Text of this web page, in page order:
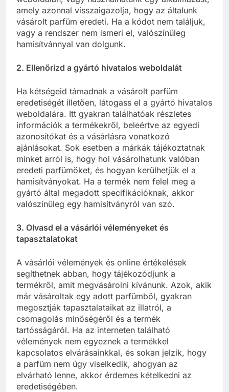
amely azonnal visszaigazolja, hogy az általunk
vásárolt parfüm eredeti. Ha a kódot nem találjuk,
vagy a rendszer nem ismeri el, valószínűleg
hamisítvánnyal van dolgunk.
2. Ellenőrizd a gyártó hivatalos weboldalát
Ha kétségeid támadnak a vásárolt parfüm
eredetiségét illetően, látogass el a gyártó hivatalos
weboldalára. Itt gyakran találhatóak részletes
információk a termékekről, beleértve az egyedi
azonosítókat és a vásárlásra vonatkozó
ajánlásokat. Sok esetben a márkák tájékoztatnak
minket arról is, hogy hol vásárolhatunk valóban
eredeti parfümöket, és hogyan kerülhetjük el a
hamisítványokat. Ha a termék nem felel meg a
gyártó által megadott specifikációknak, akkor
valószínűleg egy hamisítványról van szó.
3. Olvasd el a vásárlói véleményeket és
tapasztalatokat
A vásárlói vélemények és online értékelések
segíthetnek abban, hogy tájékozódjunk a
termékről, amit megvásárolni kívánunk. Azok, akik
már vásároltak egy adott parfümből, gyakran
megosztják tapasztalataikat az illatról, a
csomagolás minőségéről és a termék
tartósságáról. Ha az interneten található
vélemények nem egyeznek a termékkel
kapcsolatos elvárásainkkal, és sokan jelzik, hogy
a parfüm nem úgy viselkedik, ahogyan az
elvárható lenne, akkor érdemes kételkedni az
eredetiségében.